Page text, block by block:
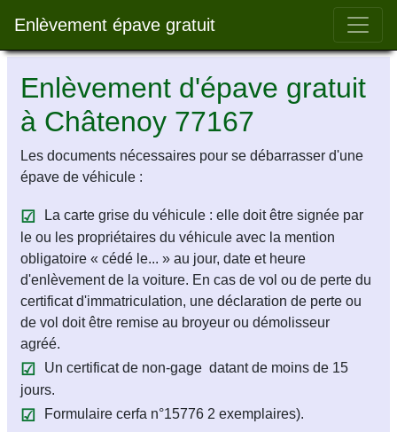
Enlèvement épave gratuit Bar
Enlèvement d'épave gratuit
à Châtenoy 77167
Les documents nécessaires pour se débarrasser d'une
épave de véhicule :
La carte grise du véhicule : elle doit être signée par
le ou les propriétaires du véhicule avec la mention
obligatoire « cédé le... » au jour, date et heure
d'enlèvement de la voiture. En cas de vol ou de perte du
certificat d'immatriculation, une déclaration de perte ou
de vol doit être remise au broyeur ou démolisseur
agréé.
Un certificat de non-gage datant de moins de 15
jours.
Formulaire cerfa n°15776 2 exemplaires).